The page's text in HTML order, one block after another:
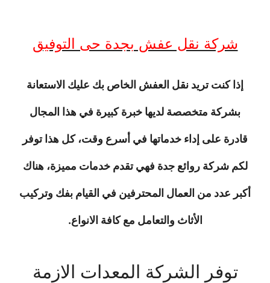
شركة نقل عفش بجدة حى التوفيق
إذا كنت تريد نقل العفش الخاص بك عليك الاستعانة
بشركة متخصصة لديها خبرة كبيرة في هذا المجال
قادرة على إداء خدماتها في أسرع وقت، كل هذا توفر
لكم شركة روائع جدة فهي تقدم خدمات مميزة، هناك
أكبر عدد من العمال المحترفين في القيام بفك وتركيب
الأثاث والتعامل مع كافة الانواع.
توفر الشركة المعدات الازمة